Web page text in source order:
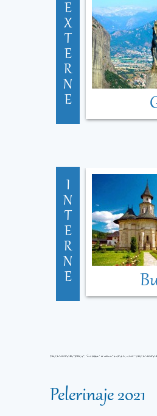
E
X
T
E
R
N
E
I
N
T
E
R
N
E
Pelerinaje 2021